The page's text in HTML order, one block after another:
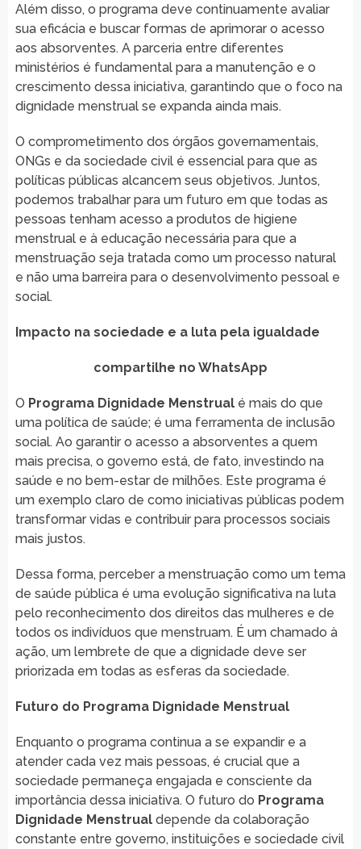
Além disso, o programa deve continuamente avaliar
sua eficácia e buscar formas de aprimorar o acesso
aos absorventes. A parceria entre diferentes
ministérios é fundamental para a manutenção e o
crescimento dessa iniciativa, garantindo que o foco na
dignidade menstrual se expanda ainda mais.
O comprometimento dos órgãos governamentais,
ONGs e da sociedade civil é essencial para que as
políticas públicas alcancem seus objetivos. Juntos,
podemos trabalhar para um futuro em que todas as
pessoas tenham acesso a produtos de higiene
menstrual e à educação necessária para que a
menstruação seja tratada como um processo natural
e não uma barreira para o desenvolvimento pessoal e
social.
Impacto na sociedade e a luta pela igualdade
compartilhe no WhatsApp
O Programa Dignidade Menstrualé mais do que
uma política de saúde; é uma ferramenta de inclusão
social. Ao garantir o acesso a absorventes a quem
mais precisa, o governo está, de fato, investindo na
saúde e no bem-estar de milhões. Este programa é
um exemplo claro de como iniciativas públicas podem
transformar vidas e contribuir para processos sociais
mais justos.
Dessa forma, perceber a menstruação como um tema
de saúde pública é uma evolução significativa na luta
pelo reconhecimento dos direitos das mulheres e de
todos os indivíduos que menstruam. É um chamado à
ação, um lembrete de que a dignidade deve ser
priorizada em todas as esferas da sociedade.
Futuro do Programa Dignidade Menstrual
Enquanto o programa continua a se expandir e a
atender cada vez mais pessoas, é crucial que a
sociedade permaneça engajada e consciente da
importância dessa iniciativa. O futuro do Programa
Dignidade Menstrualdepende da colaboração
constante entre governo, instituições e sociedade civil